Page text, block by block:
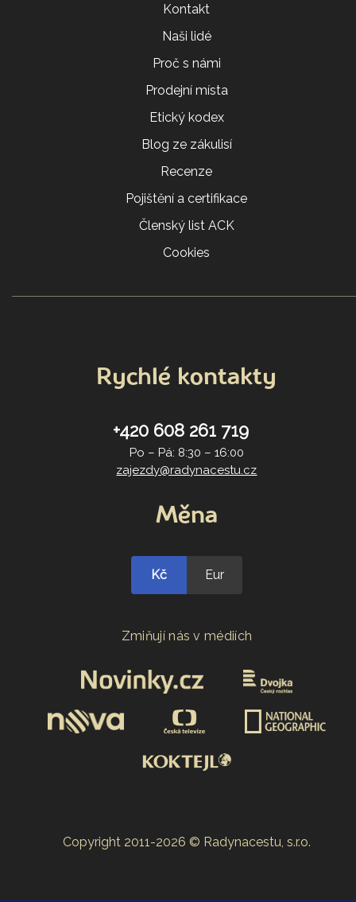
Kontakt
Naši lidé
Proč s námi
Prodejní místa
Etický kodex
Blog ze zákulisí
Recenze
Pojištění a certifikace
Členský list ACK
Cookies
Rychlé kontakty
+420 608 261 719
Po – Pá: 8:30 – 16:00
zajezdy@radynacestu.cz
Měna
Kč Eur
Zmiňují nás v médiích
Copyright 2011-2026 © Radynacestu, s.r.o.